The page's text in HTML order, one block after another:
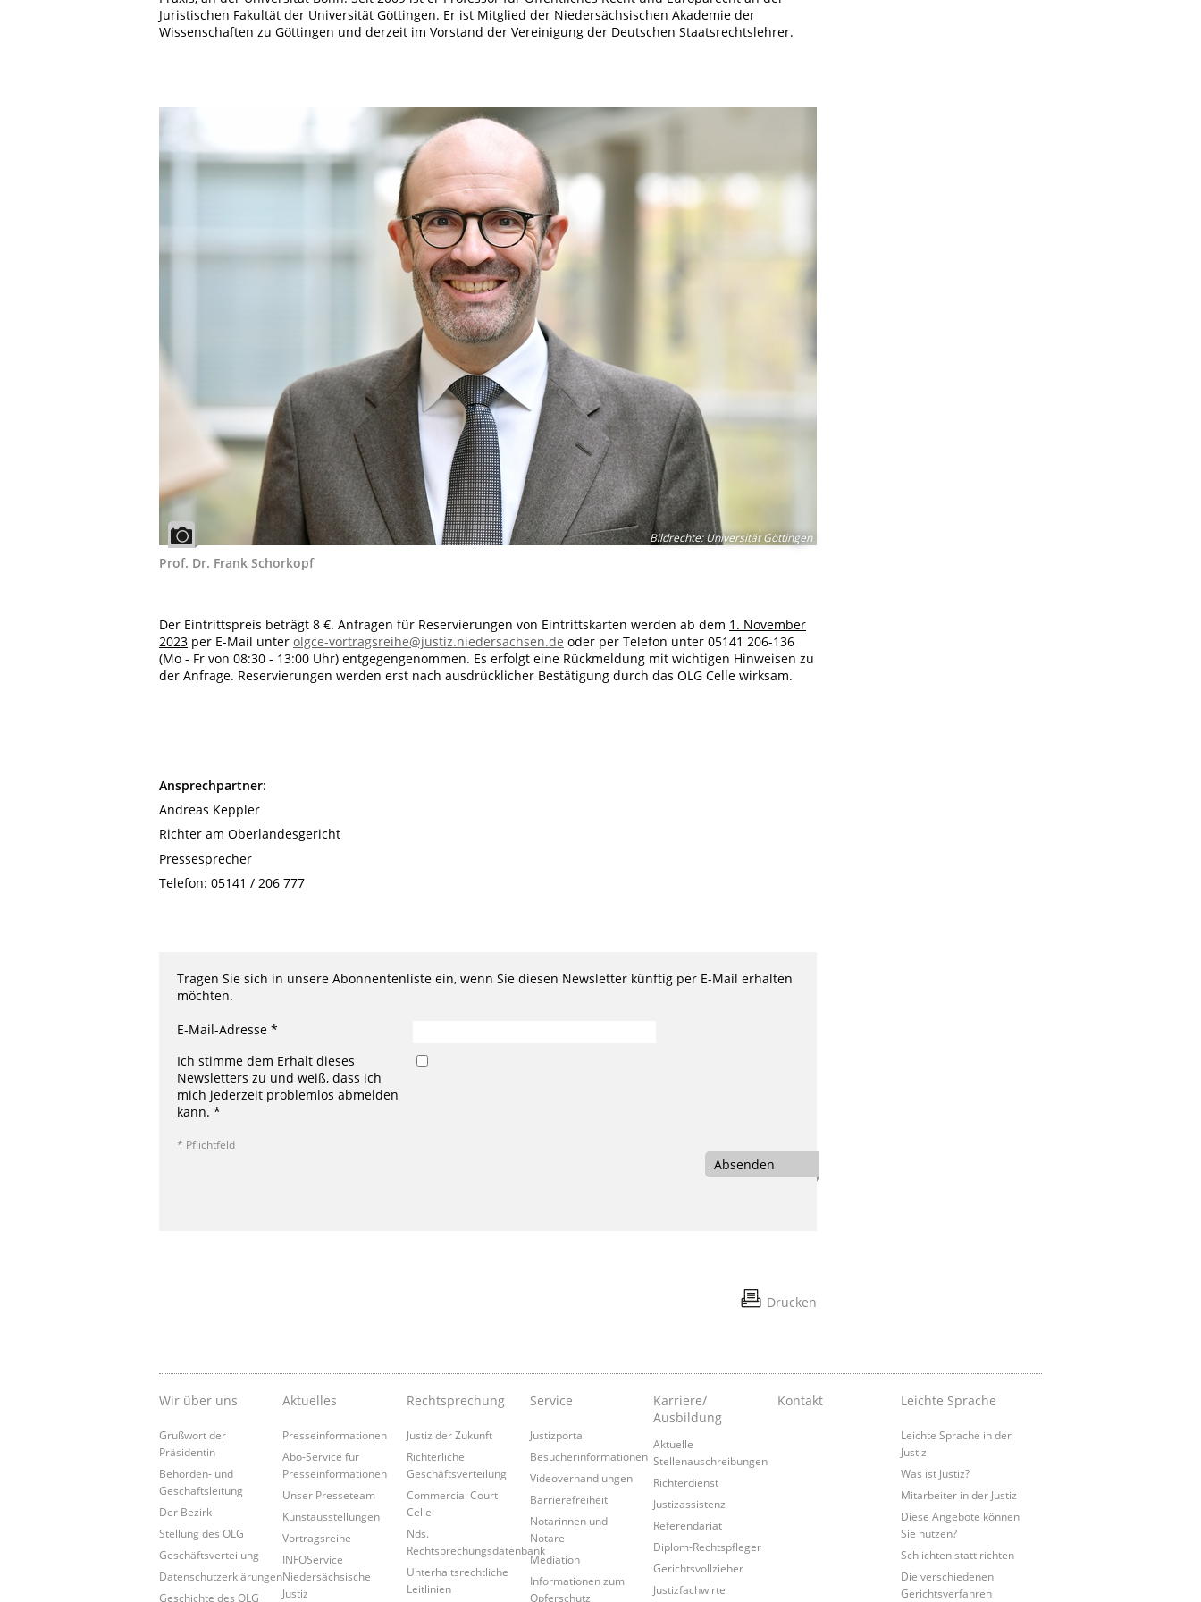
Juristischen Fakultät der Universität Göttingen. Er ist Mitglied der Niedersächsischen Akademie der
Wissenschaften zu Göttingen und derzeit im Vorstand der Vereinigung der Deut­schen Staatsrechtslehrer.
Bildrechte:Universität Göttingen
Prof. Dr. Frank Schorkopf
Der Eintrittspreis beträgt 8 €. Anfragen für Reservierungen von Eintrittskarten werden ab dem 1. November
2023 per E-Mail unter olgce-vortragsreihe@justiz.niedersachsen.de oder per Telefon unter 05141 206-136
(Mo - Fr von 08:30 - 13:00 Uhr) entgegengenommen. Es erfolgt eine Rückmeldung mit wichtigen Hinweisen zu
der Anfrage. Reservierungen werden erst nach ausdrücklicher Bestätigung durch das OLG Celle wirksam.
Ansprechpartner:
Andreas Keppler
Richter am Oberlandesgericht
Pressesprecher
Telefon: 05141 / 206 777
Tragen Sie sich in unsere Abonnentenliste ein, wenn Sie diesen Newsletter künftig per E-Mail erhalten
möchten.
E-Mail-Adresse *
Ich stimme dem Erhalt dieses
Newsletters zu und weiß, dass ich
mich jederzeit problemlos abmelden
kann. *
* Pflichtfeld
Absenden
Drucken
Wir über uns
Grußwort der
Präsidentin
Behörden- und
Geschäftsleitung
Der Bezirk
Stellung des OLG
Geschäftsverteilung
Datenschutzerklärungen
Geschichte des OLG
Aktuelles
Presseinformationen
Abo-Service für
Presseinformationen
Unser Presseteam
Kunstausstellungen
Vortragsreihe
INFOService
Niedersächsische
Justiz
Rechtsprechung
Justiz der Zukunft
Richterliche
Geschäftsverteilung
Commercial Court
Celle
Nds.
Rechtsprechungsdatenbank
Unterhaltsrechtliche
Leitlinien
Service
Justizportal
Besucherinformationen
Videoverhandlungen
Barrierefreiheit
Notarinnen und
Notare
Mediation
Informationen zum
Opferschutz
Karriere/
Ausbildung
Aktuelle
Stellenauschreibungen
Richterdienst
Justizassistenz
Referendariat
Diplom-Rechtspfleger
Gerichtsvollzieher
Justizfachwirte
Kontakt Leichte Sprache
Leichte Sprache in der
Justiz
Was ist Justiz?
Mitarbeiter in der Justiz
Diese Angebote können
Sie nutzen?
Schlichten statt richten
Die verschiedenen
Gerichtsverfahren